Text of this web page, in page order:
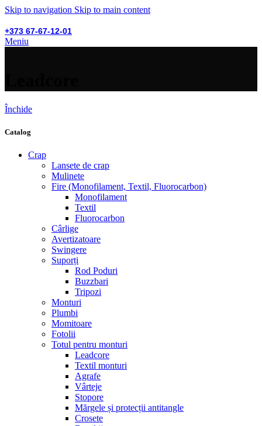
Skip to navigation Skip to main content
+373 67-67-12-01
Meniu
Închide
Catalog
Crap
Lansete de crap
Mulinete
Fire (Monofilament, Textil, Fluorocarbon)
Monofilament
Textil
Fluorocarbon
Cârlige
Avertizatoare
Swingere
Suporți
Rod Poduri
Buzzbari
Tripozi
Monturi
Plumbi
Momitoare
Fotolii
Totul pentru monturi
Leadcore
Textil monturi
Agrafe
Vârteje
Stopore
Mărgele și protecții antitangle
Crosete